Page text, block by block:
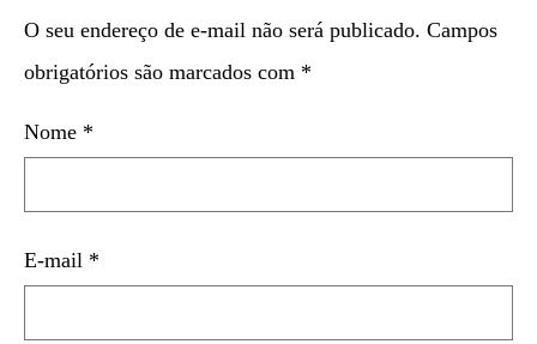
O seu endereço de e-mail não será publicado. Campos
obrigatórios são marcados com *
Nome *
E-mail *